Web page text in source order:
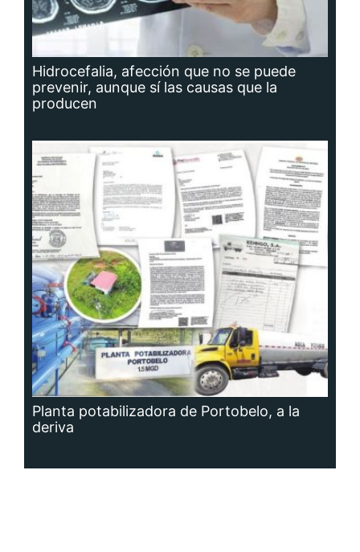
Hidrocefalia, afección que no se puede
prevenir, aunque sí las causas que la
producen
Planta potabilizadora de Portobelo, a la
deriva